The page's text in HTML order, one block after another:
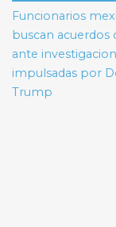
de
entradas
Funcionarios
buscan acuerdos
ante
impulsadas por
Trump